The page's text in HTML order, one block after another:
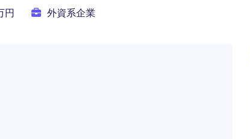
円 外資系企業